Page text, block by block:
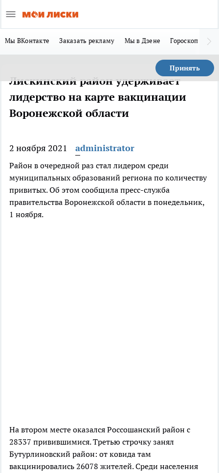
Мы ВКонтакте Заказать рекламу Мы в Дзене Гороскоп
Принять
Лискинский район удерживает
лидерство на карте вакцинации
Воронежской области
2 ноября 2021 administrator
Район в очередной раз стал лидером среди
муниципальных образований региона по количеству
привитых. Об этом сообщила пресс-служба
правительства Воронежской области в понедельник,
1 ноября.
На втором месте оказался Россошанский район с
28337 привившимися. Третью строчку занял
Бутурлиновский район: от ковида там
вакцинировались 26078 жителей. Среди населения